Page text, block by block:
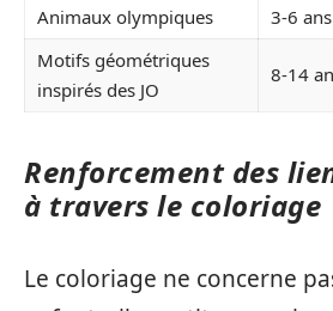
Animaux olympiques 3-6 ans
Motifs géométriques
inspirés des JO
8-14
Renforcement des
à travers le coloriage
Le coloriage ne concerne